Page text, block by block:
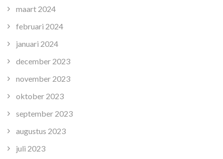
maart 2024
februari 2024
januari 2024
december 2023
november 2023
oktober 2023
september 2023
augustus 2023
juli 2023